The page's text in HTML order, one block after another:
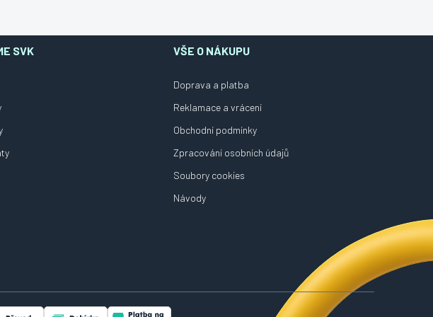
SVK VŠE O NÁKUPU
Doprava a platba
Reklamace a vrácení
Obchodní podmínky
Zpracování osobních údajů
Soubory cookies
Návody